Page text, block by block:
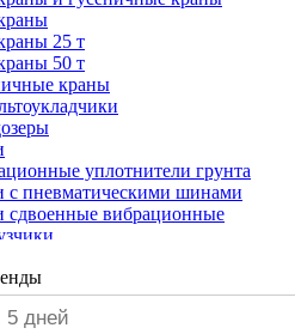
25 т
50 т
краны
уплотнители грунта
с пневматическими шинами
сдвоенные вибрационные
5 т
Бобкэт
вилочные